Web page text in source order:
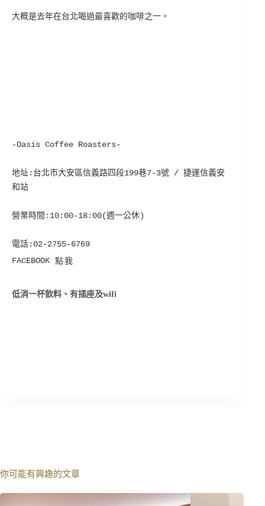
大概是去年在台北喝過最喜歡的咖啡之一。
-Oasis Coffee Roasters-
地址:台北市大安區信義路四段199巷7-3號 / 捷運信義安
和站
營業時間:10:00-18:00(週一公休)
電話:02-2755-6769
FACEBOOK 點我
低消一杯飲料、有插座及wifi
你可能有興趣的文章